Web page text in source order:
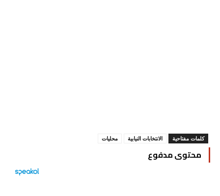
كلمات مفتاحية الانتخابات النيابية محليات
محتوى مدفوع